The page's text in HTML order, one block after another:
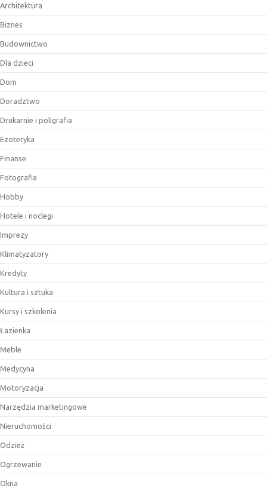
Architektura
Biznes
Budownictwo
Dla dzieci
Dom
Doradztwo
Drukarnie i poligrafia
Ezoteryka
Finanse
Fotografia
Hobby
Hotele i noclegi
Imprezy
Klimatyzatory
Kredyty
Kultura i sztuka
Kursy i szkolenia
Łazienka
Meble
Medycyna
Motoryzacja
Narzędzia marketingowe
Nieruchomości
Odzież
Ogrzewanie
Okna